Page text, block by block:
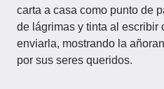
carta a casa como punto de
de lágrimas y tinta al escribir
enviarla, mostrando la
por sus seres queridos.